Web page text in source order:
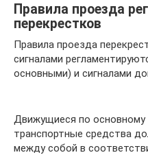
Правила проезда
перекрестков
Правила проезда
сигналами
основными) и сигналами
Движущиеся по основному
транспортные средства
между собой в